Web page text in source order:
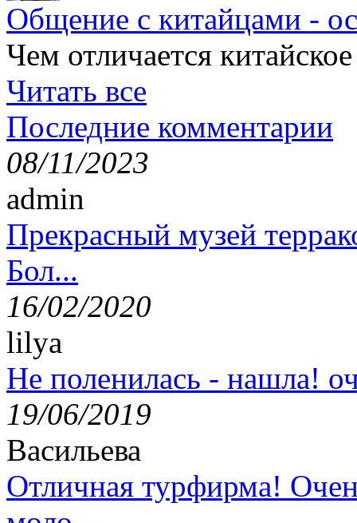
Общение с китайцами -
Чем отличается
Читать все
Последние комментарии
08/11/2023
admin
Прекрасный музей
Бол...
16/02/2020
lilya
Не поленилась - нашла!
19/06/2019
Васильева
Отличная турфирма!